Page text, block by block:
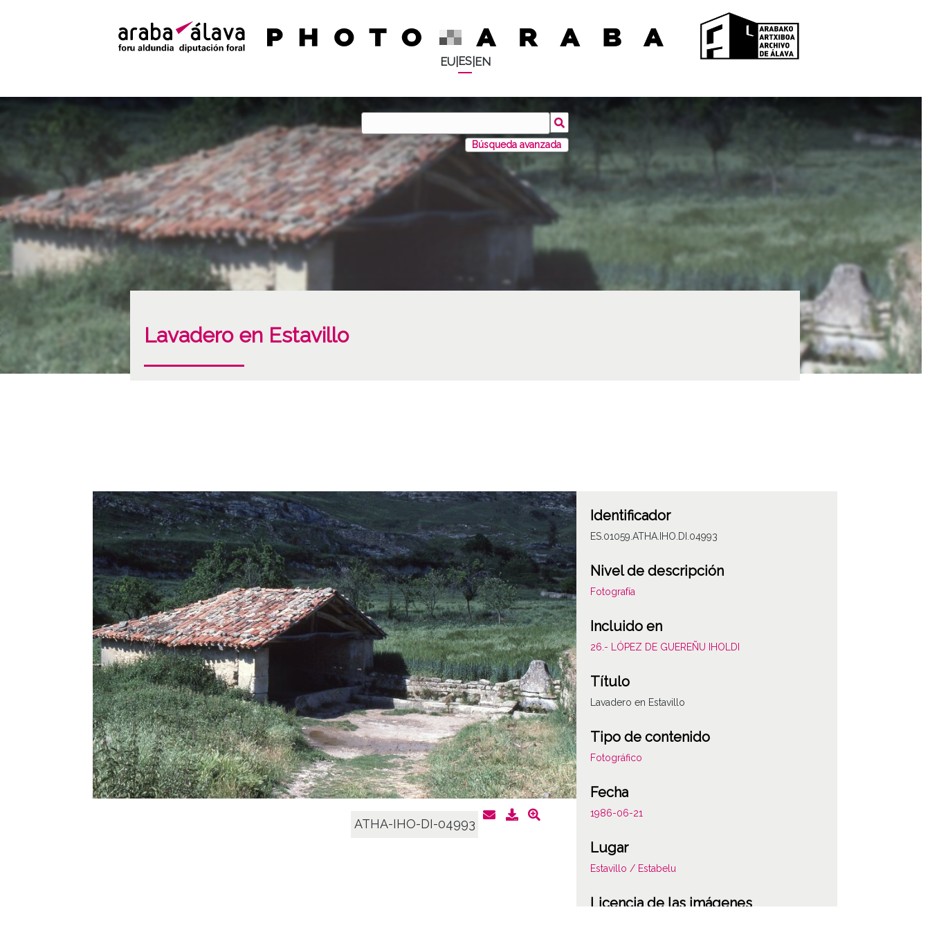
EU| ES| EN
Búsqueda avanzada
Lavadero en Estavillo
ATHA-IHO-DI-04993
Identificador
ES.01059.ATHA.IHO.DI.04993
Nivel de descripción
Fotografía
Incluido en
26.- LÓPEZ DE GUEREÑU IHOLDI
Título
Lavadero en Estavillo
Tipo de contenido
Fotográfico
Fecha
1986-06-21
Lugar
Estavillo / Estabelu
Licencia de las imágenes